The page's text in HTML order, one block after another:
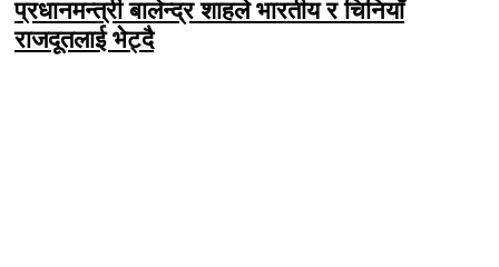
प्रधानमन्त्री बालेन्द्र शाहले भारतीय र चिनियाँ
राजदूतलाई भेट्दै